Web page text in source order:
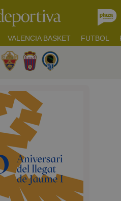
VALENCIA BASKET FUTBOL